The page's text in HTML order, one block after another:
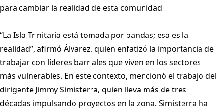
para cambiar la realidad de esta comunidad.
“La Isla Trinitaria está tomada por bandas; esa es la
realidad”, afirmó Álvarez, quien enfatizó la importancia de
trabajar con líderes barriales que viven en los sectores
más vulnerables. En este contexto, mencionó el trabajo del
dirigente Jimmy Simisterra, quien lleva más de tres
décadas impulsando proyectos en la zona. Simisterra ha